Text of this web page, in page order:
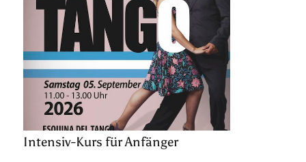
Intensiv-Kurs für Anfänger